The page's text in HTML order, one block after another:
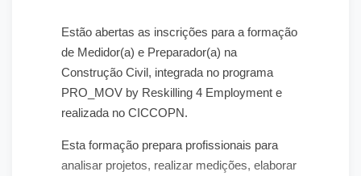
Estão abertas as inscrições para a formação
de Medidor(a) e Preparador(a) na
Construção Civil, integrada no programa
PRO_MOV by Reskilling 4 Employment e
realizada no CICCOPN.
Esta formação prepara profissionais para
analisar projetos, realizar medições, elaborar